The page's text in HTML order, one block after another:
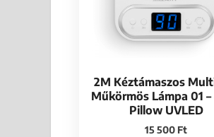
2M Kéztámaszos
Műkörmös Lámpa 01
Pillow UVLED
15 500 Ft